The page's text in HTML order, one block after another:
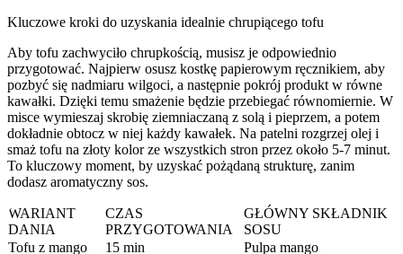
Kluczowe kroki do uzyskania idealnie chrupiącego tofu
Aby tofu zachwyciło chrupkością, musisz je odpowiednio
przygotować. Najpierw osusz kostkę papierowym ręcznikiem, aby
pozbyć się nadmiaru wilgoci, a następnie pokrój produkt w równe
kawałki. Dzięki temu smażenie będzie przebiegać równomiernie. W
misce wymieszaj skrobię ziemniaczaną z solą i pieprzem, a potem
dokładnie obtocz w niej każdy kawałek. Na patelni rozgrzej olej i
smaż tofu na złoty kolor ze wszystkich stron przez około 5-7 minut.
To kluczowy moment, by uzyskać pożądaną strukturę, zanim
dodasz aromatyczny sos.
WARIANT
DANIA
CZAS
PRZYGOTOWANIA
GŁÓWNY SKŁADNIK
SOSU
Tofu z mango
15 min Pulpa mango